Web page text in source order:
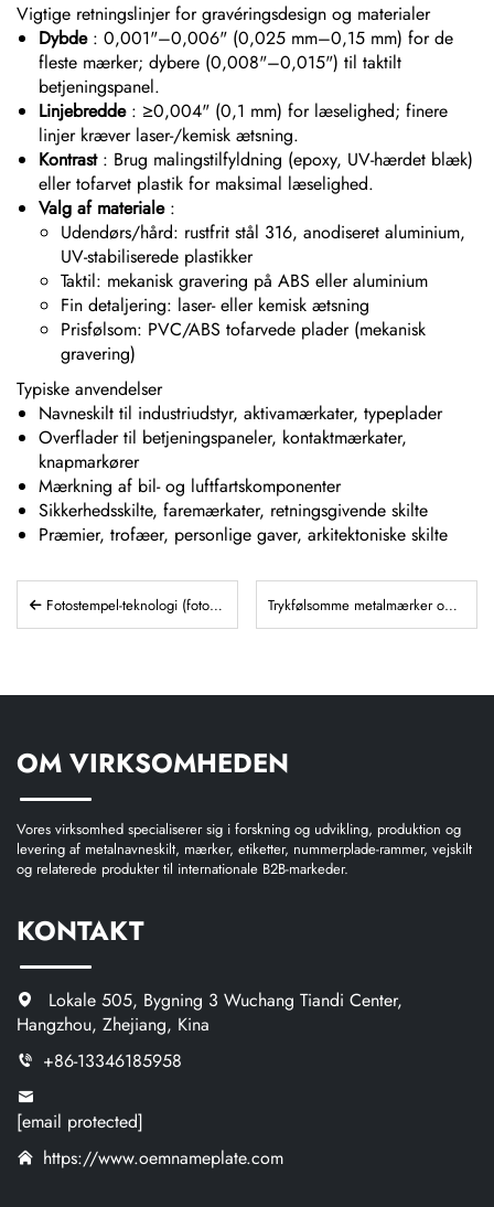
Vigtige retningslinjer for gravéringsdesign og materialer
Dybde : 0,001"–0,006" (0,025 mm–0,15 mm) for de
fleste mærker; dybere (0,008"–0,015") til taktilt
betjeningspanel.
Linjebredde : ≥0,004" (0,1 mm) for læselighed; finere
linjer kræver laser-/kemisk ætsning.
Kontrast : Brug malingstilfyldning (epoxy, UV-hærdet blæk)
eller tofarvet plastik for maksimal læselighed.
Valg af materiale :
Udendørs/hård: rustfrit stål 316, anodiseret aluminium,
UV-stabiliserede plastikker
Taktil: mekanisk gravering på ABS eller aluminium
Fin detaljering: laser- eller kemisk ætsning
Prisfølsom: PVC/ABS tofarvede plader (mekanisk
gravering)
Typiske anvendelser
Navneskilt til industriudstyr, aktivamærkater, typeplader
Overflader til betjeningspaneler, kontaktmærkater,
knapmarkører
Mærkning af bil- og luftfartskomponenter
Sikkerhedsskilte, faremærkater, retningsgivende skilte
Præmier, trofæer, personlige gaver, arkitektoniske skilte
Fotostempel-teknologi (fotopolymertestempel) og anvendelser Trykfølsomme metalmærker og -etiketter samt graverede tofarvede plader
OM VIRKSOMHEDEN
Vores virksomhed specialiserer sig i forskning og udvikling, produktion og
levering af metalnavneskilt, mærker, etiketter, nummerplade-rammer, vejskilt
og relaterede produkter til internationale B2B-markeder.
KONTAKT
Lokale 505, Bygning 3 Wuchang Tiandi Center,
Hangzhou, Zhejiang, Kina
+86-13346185958
[email protected]
https://www.oemnameplate.com